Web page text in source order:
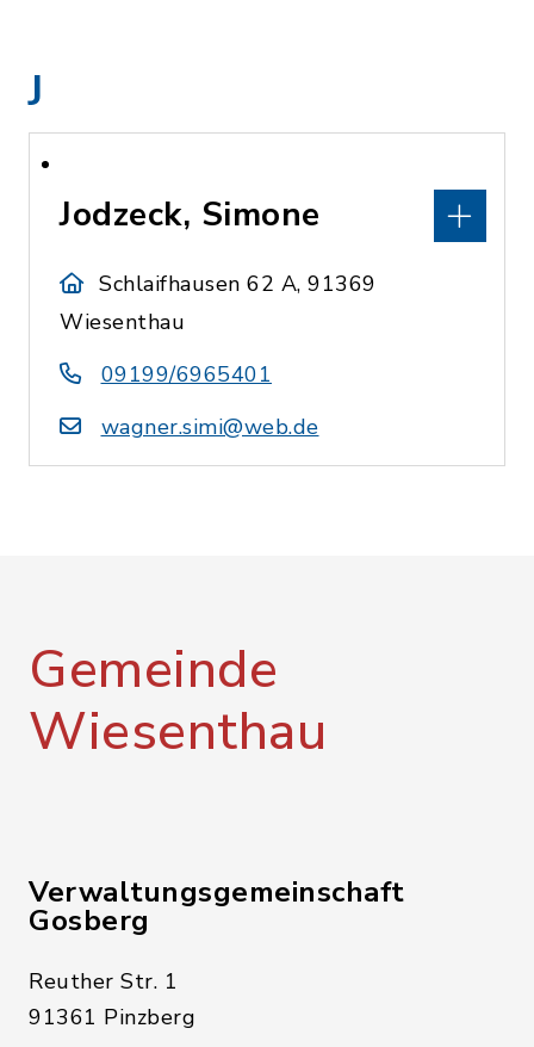
J
Jodzeck, Simone
Schlaifhausen 62 A, 91369
Wiesenthau
09199/6965401
wagner.simi@web.de
Gemeinde
Wiesenthau
Verwaltungsgemeinschaft
Gosberg
Reuther Str. 1
91361 Pinzberg